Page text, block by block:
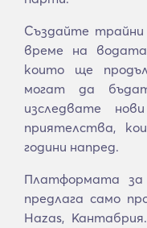
Създайте
време на
които ще
могат да
изследвате
приятелства,
години напред.
Платформата
предлага само
Hazas,